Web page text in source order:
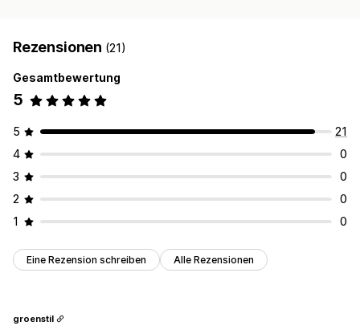
Rezensionen (21)
Gesamtbewertung
5
5
21
4
0
3
0
2
0
1
0
Eine Rezension schreiben Alle Rezensionen
groenstil